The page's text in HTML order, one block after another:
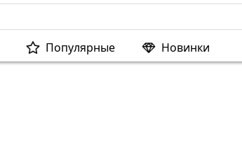
Популярные Новинки